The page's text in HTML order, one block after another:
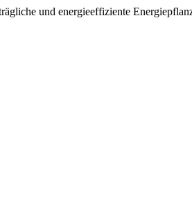
und energieeffiziente